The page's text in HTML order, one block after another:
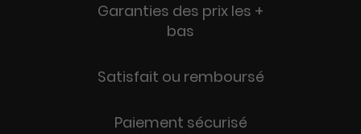
Garanties des prix les +
bas
Satisfait ou remboursé
Paiement sécurisé